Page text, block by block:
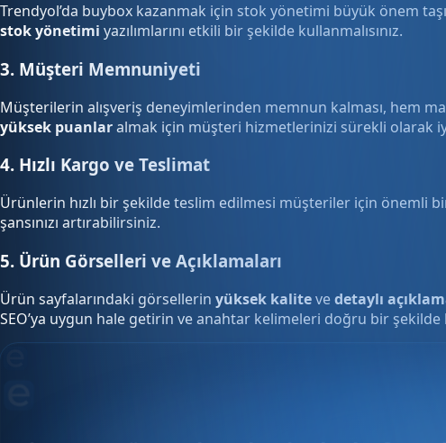
Trendyol’da buybox kazanmak için stok yönetimi büyük önem
stok yönetimi yazılımlarını etkili bir şekilde kullanmalısınız.
3. Müşteri Memnuniyeti
Müşterilerin alışveriş deneyimlerinden memnun kalması, hem
yüksek puanlaralmak için müşteri hizmetlerinizi sürekli olarak
4. Hızlı Kargo ve Teslimat
Ürünlerin hızlı bir şekilde teslim edilmesi müşteriler için önemli
şansınızı artırabilirsiniz.
5. Ürün Görselleri ve Açıklamaları
Ürün sayfalarındaki görsellerin yüksek kalitevedetaylı
SEO’ya uygun hale getirin ve anahtar kelimeleri doğru bir şekilde